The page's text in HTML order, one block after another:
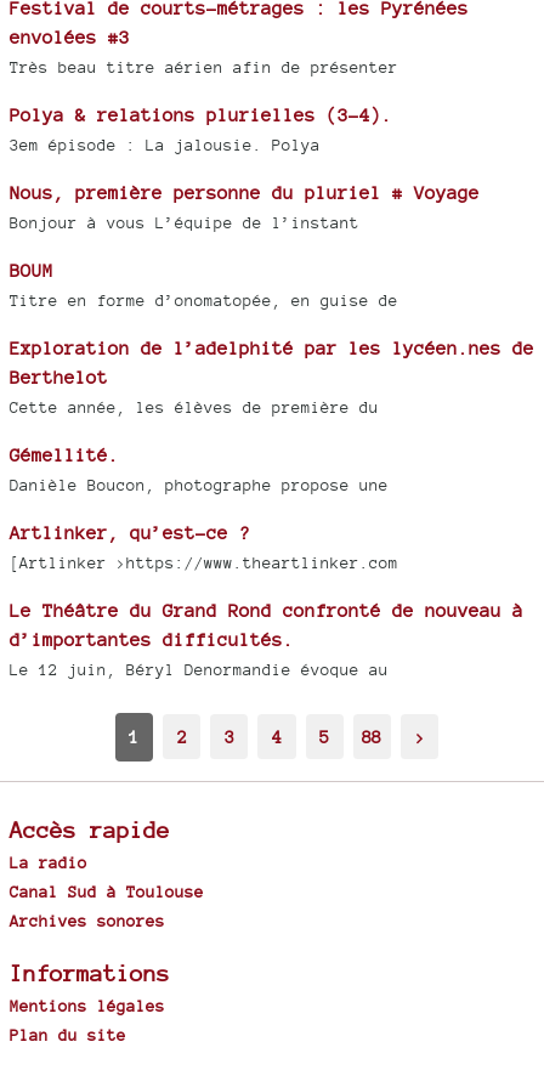
Festival de courts-métrages : les Pyrénées
envolées #3
Très beau titre aérien afin de présenter
Polya & relations plurielles (3-4).
3em épisode : La jalousie. Polya
Nous, première personne du pluriel # Voyage
Bonjour à vous L’équipe de l’instant
BOUM
Titre en forme d’onomatopée, en guise de
Exploration de l’adelphité par les lycéen.nes de
Berthelot
Cette année, les élèves de première du
Gémellité.
Danièle Boucon, photographe propose une
Artlinker, qu’est-ce ?
[Artlinker >https://www.theartlinker.com
Le Théâtre du Grand Rond confronté de nouveau à
d’importantes difficultés.
Le 12 juin, Béryl Denormandie évoque au
1 2 3 4 5 88 >
Accès rapide
La radio
Canal Sud à Toulouse
Archives sonores
Informations
Mentions légales
Plan du site